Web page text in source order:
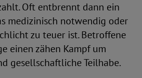
Oft entbrennt dann ein
medizinisch notwendig oder
zu teuer ist. Betroffene
einen zähen Kampf um
gesellschaftliche Teilhabe.